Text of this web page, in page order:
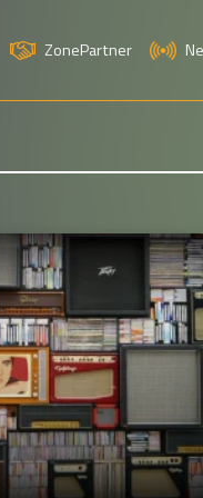
ZonePartner